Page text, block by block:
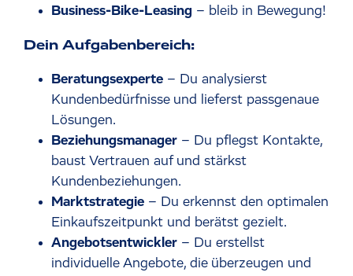
Business-Bike-Leasing – bleib in Bewegung!
Dein Aufgabenbereich:
Beratungsexperte – Du analysierst
Kundenbedürfnisse und lieferst passgenaue
Lösungen.
Beziehungsmanager – Du pflegst Kontakte,
baust Vertrauen auf und stärkst
Kundenbeziehungen.
Marktstrategie – Du erkennst den optimalen
Einkaufszeitpunkt und berätst gezielt.
Angebotsentwickler – Du erstellst
individuelle Angebote, die überzeugen und